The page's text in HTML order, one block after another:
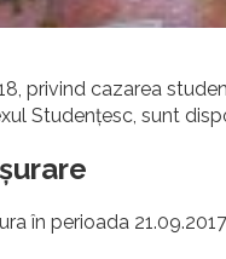
privind cazarea
Studențesc, sunt
ra în perioada